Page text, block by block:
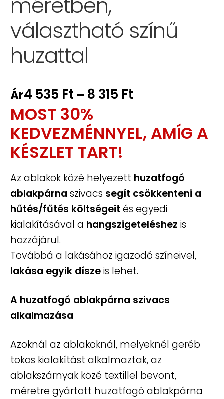
technikai adatlap
Tájékoztató
választható színű
huzattal
Ár4 535 Ft – 8 315 Ft
535 Ft
315 Ft
MOST 30%
KEDVEZMÉNNYEL, AMÍG A
KÉSZLET TART!
Az ablakok közé helyezett huzatfogó
ablakpárna szivacs segít csökkenteni a
hűtés/fűtés költségeit és egyedi
kialakításával a hangszigeteléshez is
hozzájárul.
Továbbá a lakásához igazodó színeivel,
lakása egyik díszeis lehet.
A huzatfogó ablakpárna szivacs
alkalmazása
Azoknál az ablakoknál, melyeknél geréb
tokos kialakítást alkalmaztak, az
ablakszárnyak közé textillel bevont,
méretre gyártott huzatfogó ablakpárna